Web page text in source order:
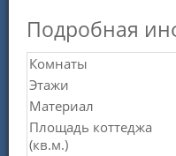
Подробная
Комнаты
Этажи
Материал
Площадь коттеджа
(кв.м.)